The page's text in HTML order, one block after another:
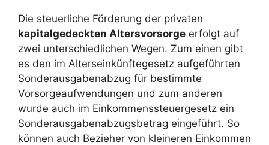
Die steuerliche Förderung der privaten
kapitalgedeckten Altersvorsorge erfolgt auf
zwei unterschiedlichen Wegen. Zum einen gibt
es den im Alterseinkünftegesetz aufgeführten
Sonderausgabenabzug für bestimmte
Vorsorgeaufwendungen und zum anderen
wurde auch im Einkommenssteuergesetz ein
Sonderausgabenabzugsbetrag eingeführt. So
können auch Bezieher von kleineren Einkommen